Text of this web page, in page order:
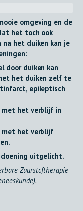
omgeving en de
het toch ook
na het duiken kan je
door duiken kan
het duiken zelf te
epileptisch
met het verblijf in
met het verblijf
uitgelicht.
Zuurstoftherapie